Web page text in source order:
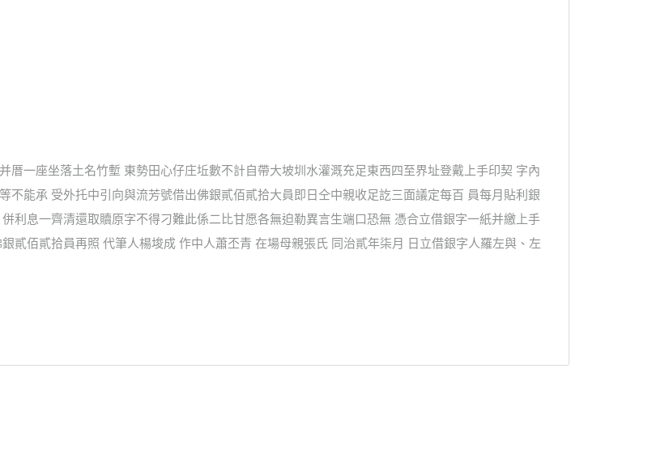
厝一座坐落土名竹塹 東勢田心仔庄坵數不計自帶大坡圳水灌溉充足東西四至界址登戴上手印契 字內
不能承 受外托中引向與流芳號借出佛銀貳佰貳拾大員即日仝中親收足訖三面議定每百 員每月貼利銀
利息一齊清還取贖原字不得刁難此係二比甘愿各無迫勒異言生端口恐無 憑合立借銀字一紙并繳上手
貳佰貳拾員再照 代筆人楊埈成 作中人蕭丕青 在場母親張氏 同治貳年柒月 日立借銀字人羅左與、左